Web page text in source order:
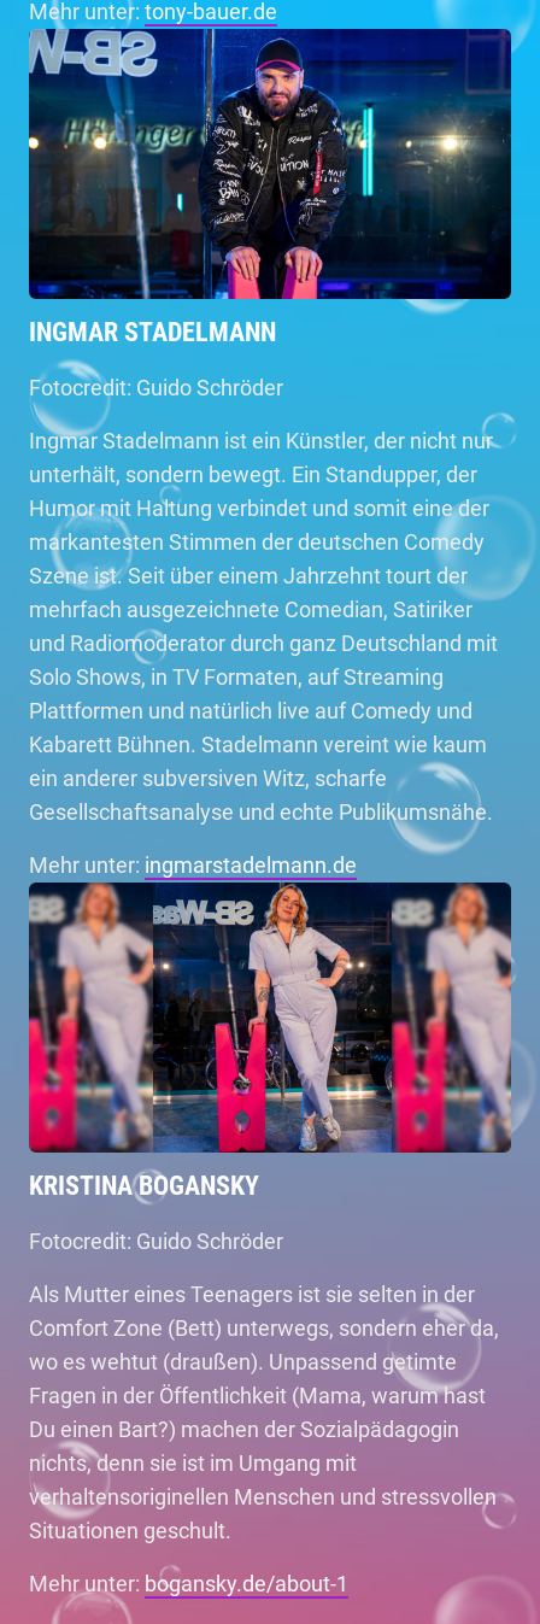
Mehr unter: tony-bauer.de
INGMAR STADELMANN
Fotocredit: Guido Schröder
Ingmar Stadelmann ist ein Künstler, der nicht nur
unterhält, sondern bewegt. Ein Standupper, der
Humor mit Haltung verbindet und somit eine der
markantesten Stimmen der deutschen Comedy
Szene ist. Seit über einem Jahrzehnt tourt der
mehrfach ausgezeichnete Comedian, Satiriker
und Radiomoderator durch ganz Deutschland mit
Solo Shows, in TV Formaten, auf Streaming
Plattformen und natürlich live auf Comedy und
Kabarett Bühnen. Stadelmann vereint wie kaum
ein anderer subversiven Witz, scharfe
Gesellschaftsanalyse und echte Publikumsnähe.
Mehr unter: ingmarstadelmann.de
KRISTINA BOGANSKY
Fotocredit: Guido Schröder
Als Mutter eines Teenagers ist sie selten in der
Comfort Zone (Bett) unterwegs, sondern eher da,
wo es wehtut (draußen). Unpassend getimte
Fragen in der Öffentlichkeit (Mama, warum hast
Du einen Bart?) machen der Sozialpädagogin
nichts, denn sie ist im Umgang mit
verhaltensoriginellen Menschen und stressvollen
Situationen geschult.
Mehr unter: bogansky.de/about-1